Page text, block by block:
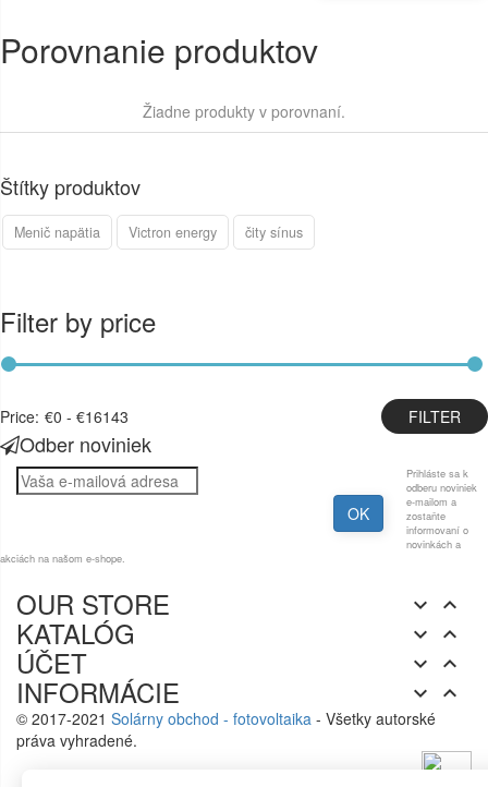
Porovnanie produktov
Žiadne produkty v porovnaní.
Štítky produktov
Menič napätia Victron energy čity sínus
Filter by price
Price: €0 - €16143
Odber noviniek
Prihláste sa k
odberu noviniek
e-mailom a
zostaňte
informovaní o
novinkách a
akciách na našom e-shope.
OUR STORE  
KATALÓG  
ÚČET  
INFORMÁCIE  
© 2017-2021 Solárny obchod - fotovoltaika - Všetky autorské
práva vyhradené.